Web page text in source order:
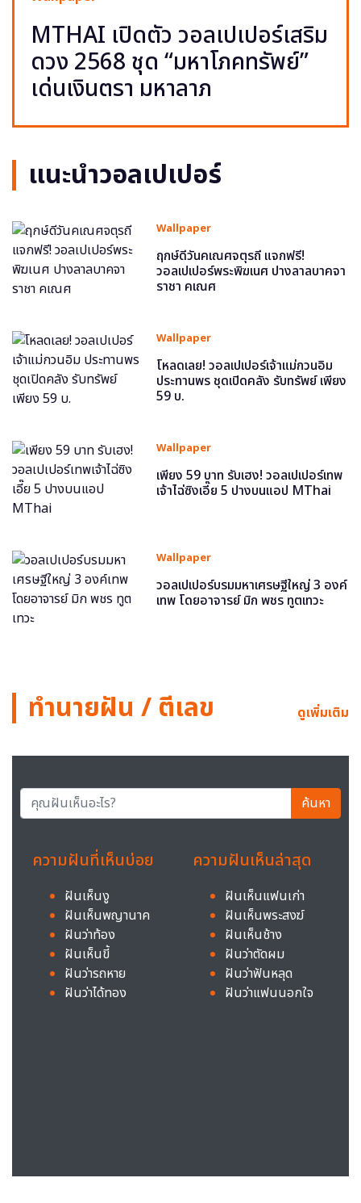
MTHAI เปิดตัว วอลเปเปอร์เสริม
ดวง 2568 ชุด “มหาโภคทรัพย์”
เด่นเงินตรา มหาลาภ
แนะนำวอลเปเปอร์
Wallpaper
ฤกษ์ดีวันคเณศจตุรถี แจกฟรี!
วอลเปเปอร์พระพิฆเนศ ปางลาลบาคจา
ราชา คเณศ
Wallpaper
โหลดเลย! วอลเปเปอร์เจ้าแม่กวนอิม
ประทานพร ชุดเปิดคลัง รับทรัพย์ เพียง
59 บ.
Wallpaper
เพียง 59 บาท รับเฮง! วอลเปเปอร์เทพ
เจ้าไฉ่ซิงเอี๊ย 5 ปางบนแอป MThai
Wallpaper
วอลเปเปอร์บรมมหาเศรษฐีใหญ่ 3 องค์
เทพ โดยอาจารย์ มิก พชร ทูตเทวะ
ทำนายฝัน / ตีเลข ดูเพิ่มเติม
ค้นหา
ความฝันที่เห็นบ่อย
ฝันเห็นงู
ฝันเห็นพญานาค
ฝันว่าท้อง
ฝันเห็นขี้
ฝันว่ารถหาย
ฝันว่าได้ทอง
ความฝันเห็นล่าสุด
ฝันเห็นแฟนเก่า
ฝันเห็นพระสงฆ์
ฝันเห็นช้าง
ฝันว่าตัดผม
ฝันว่าฟันหลุด
ฝันว่าแฟนนอกใจ